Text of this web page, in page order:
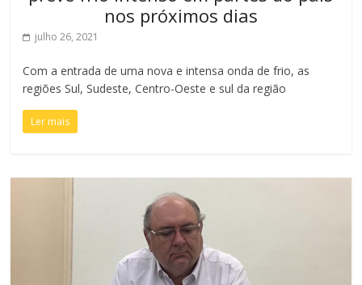
nos próximos dias
julho 26, 2021
Com a entrada de uma nova e intensa onda de frio, as
regiões Sul, Sudeste, Centro-Oeste e sul da região
Ler mais